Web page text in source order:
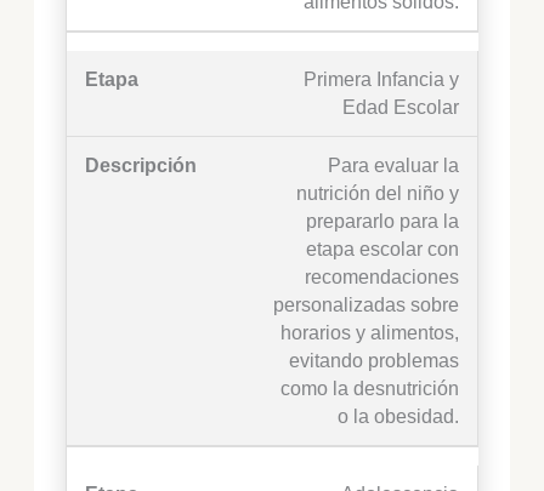
Primera Infancia y
Edad Escolar
Para evaluar la
nutrición del niño y
prepararlo para la
etapa escolar con
recomendaciones
personalizadas sobre
horarios y alimentos,
evitando problemas
como la desnutrición
o la obesidad.